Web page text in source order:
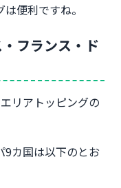
便利ですね。
フランス・ド
リアトッピングの
9カ国は以下のとお